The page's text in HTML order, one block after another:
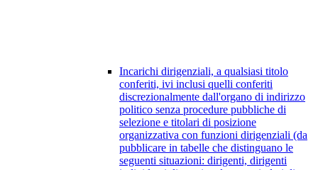
Incarichi dirigenziali, a qualsiasi titolo
conferiti, ivi inclusi quelli conferiti
discrezionalmente dall'organo di indirizzo
politico senza procedure pubbliche di
selezione e titolari di posizione
organizzativa con funzioni dirigenziali (da
pubblicare in tabelle che distinguano le
seguenti situazioni: dirigenti, dirigenti